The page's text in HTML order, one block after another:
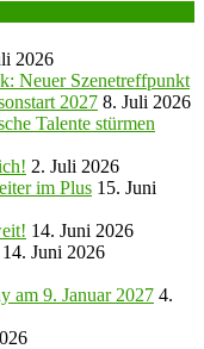
2026
Neuer Szenetreffpunkt
2027 8. Juli 2026
Talente stürmen
2. Juli 2026
im Plus 15. Juni
14. Juni 2026
14. Juni 2026
am 9. Januar 2027 4.